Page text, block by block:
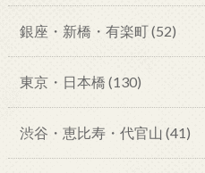
銀座・新橋・有楽町(52)
東京・日本橋 (130)
渋谷・恵比寿・代官山 (41)